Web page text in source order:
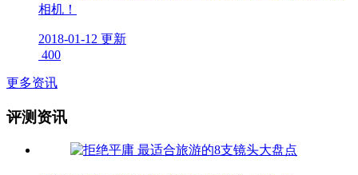
相机！
2018-01-12 更新
400
更多资讯
评测资讯